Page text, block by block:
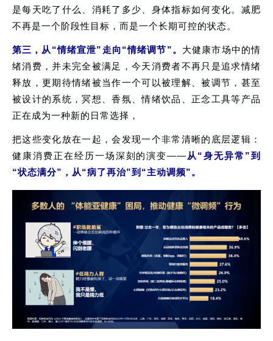
是每天吃了什么、消耗了多少、身体指标如何变化。减肥
不再是一个阶段性目标，而是一个长期可控的状态。
第三，从 “情绪宣泄” 走向“情绪调节”。 大健康市场中的情
绪消费，并未完全被满足，今天消费者不再只是追求情绪
释放， 更期待情绪被当作一个可以被理解、被调节 ，甚至
被设计的系统 ，冥想、香氛、情绪饮品、正念工具等产品
正在成为一种新的日常选择 ，
把这些变化放在一起，会发现一个非常清晰的底层逻辑：
健康消费正在经历一场深刻的演变——从“身无异常”到
“状态满分”，从“病了再治”到“主动调频”。